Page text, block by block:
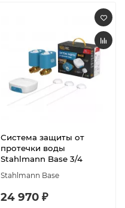
Система защиты от
протечки воды
Stahlmann Base 3/4
Stahlmann Base
24 970 ₽